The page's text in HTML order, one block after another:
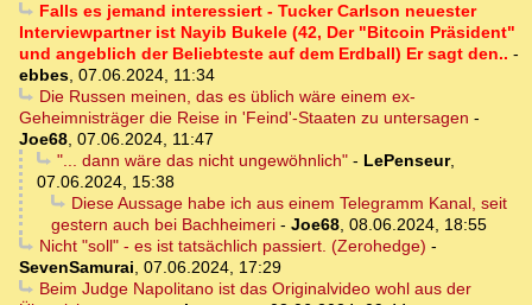
Falls es jemand interessiert - Tucker Carlson neuester
Interviewpartner ist Nayib Bukele (42, Der "Bitcoin Präsident"
und angeblich der Beliebteste auf dem Erdball) Er sagt den.. -
ebbes, 07.06.2024, 11:34
Die Russen meinen, das es üblich wäre einem ex-
Geheimnisträger die Reise in 'Feind'-Staaten zu untersagen -
Joe68, 07.06.2024, 11:47
"... dann wäre das nicht ungewöhnlich"- LePenseur,
07.06.2024, 15:38
Diese Aussage habe ich aus einem Telegramm Kanal, seit
gestern auch bei Bachheimeri - Joe68, 08.06.2024, 18:55
Nicht "soll" - es ist tatsächlich passiert. (Zerohedge) -
SevenSamurai, 07.06.2024, 17:29
Beim Judge Napolitano ist das Originalvideo wohl aus der